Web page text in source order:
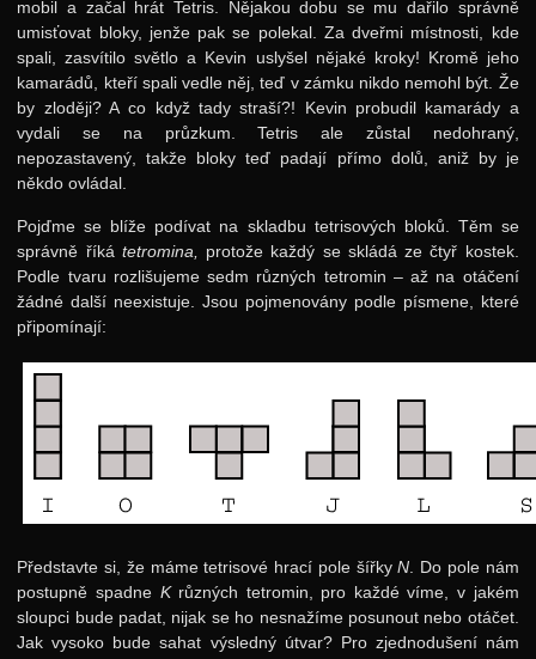
mobil a začal hrát Tetris. Nějakou dobu se mu dařilo správně
umisťovat bloky, jenže pak se polekal. Za dveřmi místnosti, kde
spali, zasvítilo světlo a Kevin uslyšel nějaké kroky! Kromě jeho
kamarádů, kteří spali vedle něj, teď v zámku nikdo nemohl být. Že
by zloději? A co když tady straší?! Kevin probudil kamarády a
vydali se na průzkum. Tetris ale zůstal nedohraný,
nepozastavený, takže bloky teď padají přímo dolů, aniž by je
někdo ovládal.
Pojďme se blíže podívat na skladbu tetrisových bloků. Těm se
správně říká tetromina,
protože každý se skládá ze čtyř kostek.
Podle tvaru rozlišujeme sedm různých tetromin – až na otáčení
žádné další neexistuje. Jsou pojmenovány podle písmene, které
připomínají:
Představte si, že máme tetrisové hrací pole šířkyN . Do pole nám
postupně spadne Krůzných tetromin, pro každé víme, v jakém
sloupci bude padat, nijak se ho nesnažíme posunout nebo otáčet.
Jak vysoko bude sahat výsledný útvar? Pro zjednodušení nám